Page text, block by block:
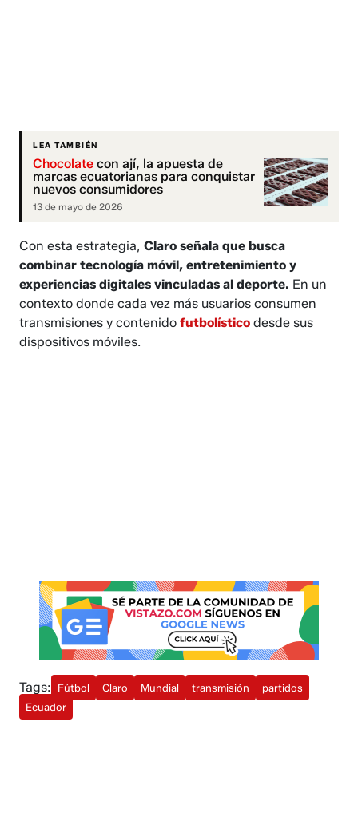
LEA TAMBIÉN
Chocolate con ají, la apuesta de
marcas ecuatorianas para conquistar
nuevos consumidores
13 de mayo de 2026
Con esta estrategia,Claro señala que busca
combinar tecnología móvil, entretenimiento y
experiencias digitales vinculadas al deporte. En un
contexto donde cada vez más usuarios consumen
transmisiones y contenidofutbolísticodesde sus
dispositivos móviles.
Tags: Fútbol Claro Mundial transmisión
partidos
Ecuador